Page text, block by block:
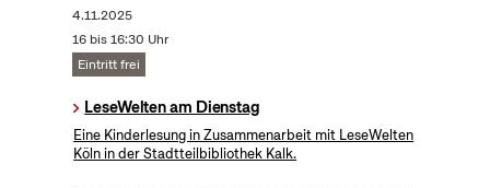
4.11.2025
16 bis 16:30 Uhr
Eintritt frei
LeseWelten am Dienstag
Eine Kinderlesung in Zusammenarbeit mit LeseWelten
Köln in der Stadtteilbibliothek Kalk.